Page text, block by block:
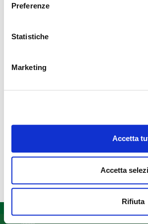
Preferenze
Statistiche
Marketing
Accetta
Accetta
Rifiuta